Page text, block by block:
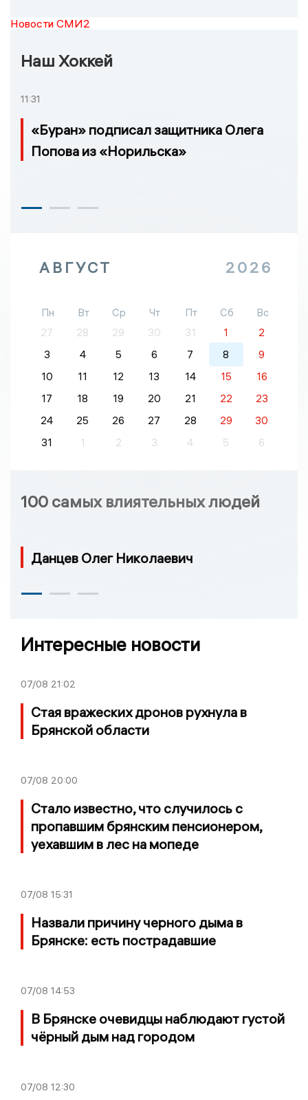
Новости СМИ2
Наш Хоккей
11:31
«Буран» подписал защитника Олега
Попова из «Норильска»
АВГУСТ 2026
Пн Вт Ср Чт Пт Сб
Вс
27
28 29 30 31 1
2
3
4 5 6 7 8
9
10
11 12 13 14 15
16
17
18 19 20 21 22
23
24
25 26 27 28 29
30
31
1 2 3 4 5 6
100 самых влиятельных людей
Данцев Олег Николаевич
Интересные новости
07/08 21:02
Стая вражеских дронов рухнула в
Брянской области
07/08 20:00
Стало известно, что случилось с
пропавшим брянским пенсионером,
уехавшим в лес на мопеде
07/08 15:31
Назвали причину черного дыма в
Брянске: есть пострадавшие
07/08 14:53
В Брянске очевидцы наблюдают густой
чёрный дым над городом
07/08 12:30